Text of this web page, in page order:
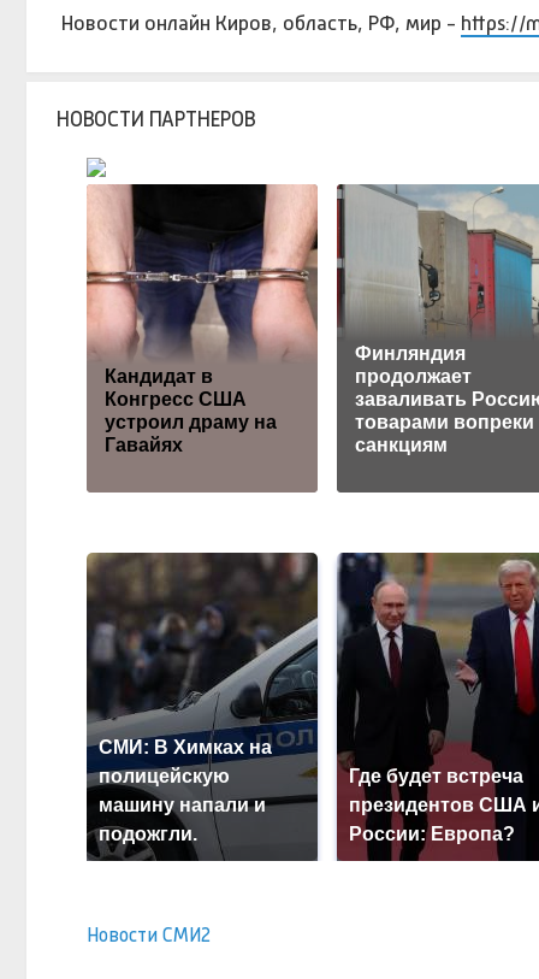
Новости онлайн Киров, область, РФ, мир - https://
НОВОСТИ ПАРТНЕРОВ
Кандидат в
Конгресс США
устроил драму на
Гавайях
Финляндия
продолжает
заваливать
товарами вопреки
санкциям
СМИ: В Химках на
полицейскую
машину напали и
подожгли.
Где будет встреча
президентов США
России: Европа?
Новости СМИ2